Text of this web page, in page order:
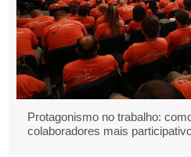
Protagonismo no trabalho:
colaboradores mais